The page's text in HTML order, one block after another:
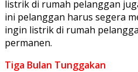
listrik di rumah pelanggan
ini pelanggan harus segera
ingin listrik di rumah
permanen.
Tiga Bulan Tunggakan